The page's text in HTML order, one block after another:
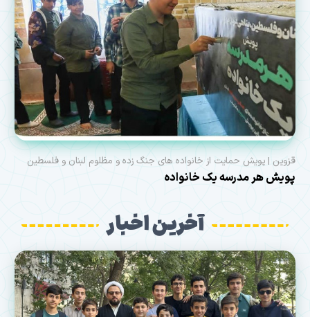
قزوین | پویش حمایت از خانواده های جنگ زده و مظلوم لبنان و فلسطین
پویش هر مدرسه یک خانواده
آخرین اخبار